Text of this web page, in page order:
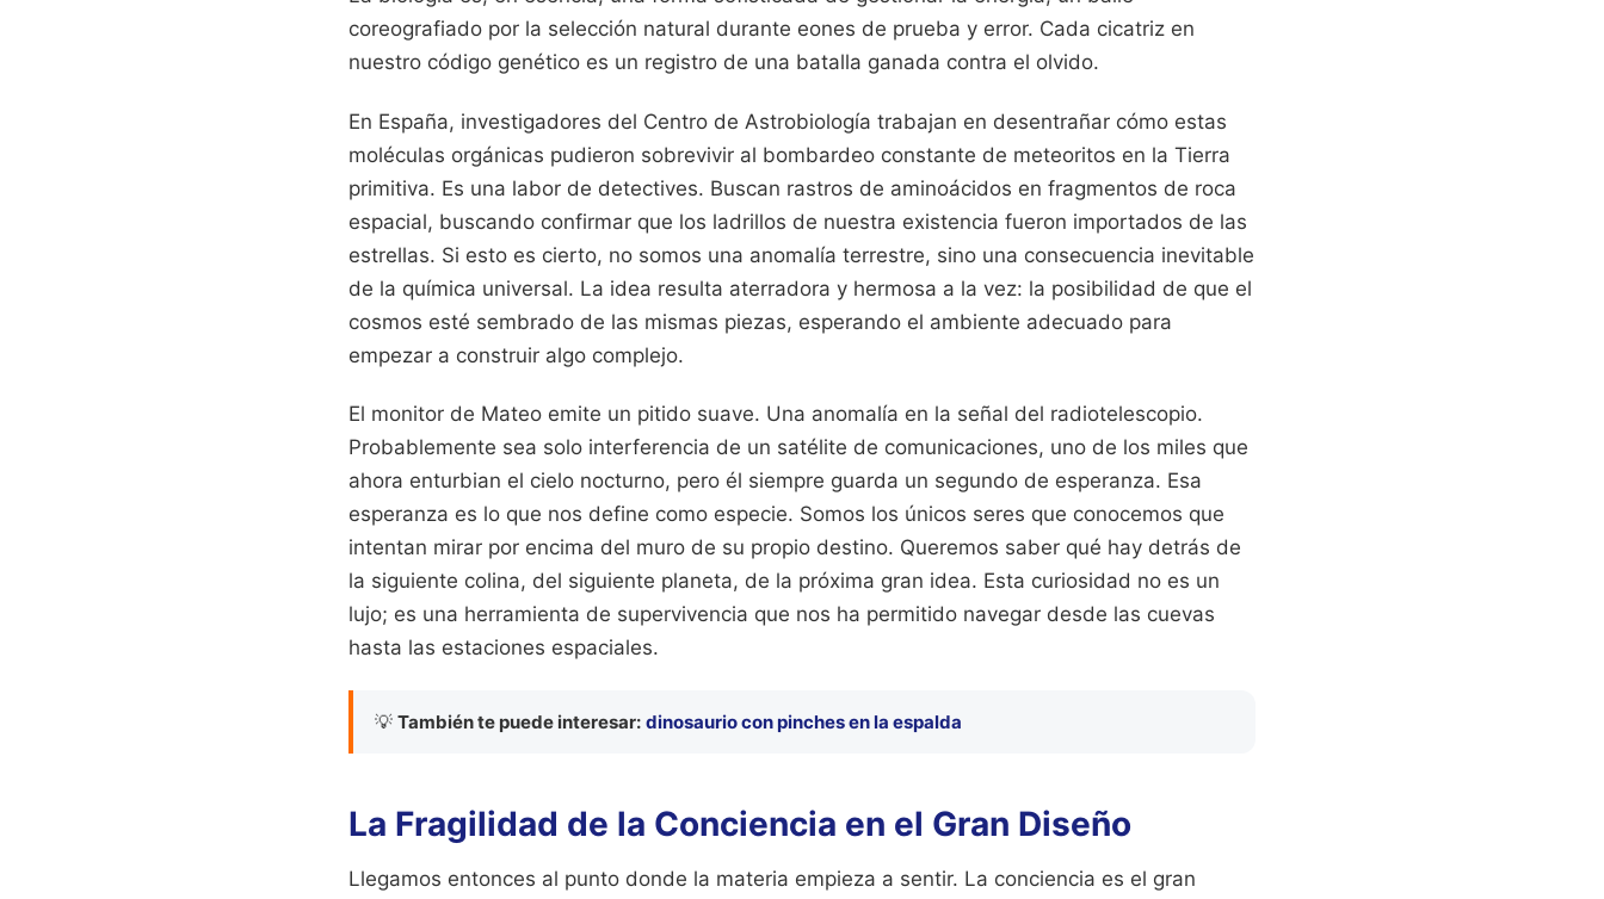
coreografiado por la selección natural durante eones de prueba y error. Cada cicatriz en
nuestro código genético es un registro de una batalla ganada contra el olvido.
En España, investigadores del Centro de Astrobiología trabajan en desentrañar cómo estas
moléculas orgánicas pudieron sobrevivir al bombardeo constante de meteoritos en la Tierra
primitiva. Es una labor de detectives. Buscan rastros de aminoácidos en fragmentos de roca
espacial, buscando confirmar que los ladrillos de nuestra existencia fueron importados de las
estrellas. Si esto es cierto, no somos una anomalía terrestre, sino una consecuencia inevitable
de la química universal. La idea resulta aterradora y hermosa a la vez: la posibilidad de que el
cosmos esté sembrado de las mismas piezas, esperando el ambiente adecuado para
empezar a construir algo complejo.
El monitor de Mateo emite un pitido suave. Una anomalía en la señal del radiotelescopio.
Probablemente sea solo interferencia de un satélite de comunicaciones, uno de los miles que
ahora enturbian el cielo nocturno, pero él siempre guarda un segundo de esperanza. Esa
esperanza es lo que nos define como especie. Somos los únicos seres que conocemos que
intentan mirar por encima del muro de su propio destino. Queremos saber qué hay detrás de
la siguiente colina, del siguiente planeta, de la próxima gran idea. Esta curiosidad no es un
lujo; es una herramienta de supervivencia que nos ha permitido navegar desde las cuevas
hasta las estaciones espaciales.
💡 También te puede interesar: dinosaurio con pinches en la espalda
La Fragilidad de la Conciencia en el Gran Diseño
Llegamos entonces al punto donde la materia empieza a sentir. La conciencia es el gran